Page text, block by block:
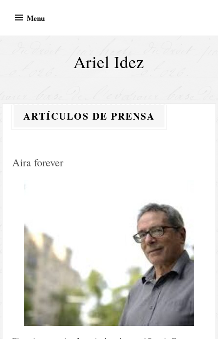
Menu
Ariel Idez
ARTÍCULOS DE PRENSA
Aira forever